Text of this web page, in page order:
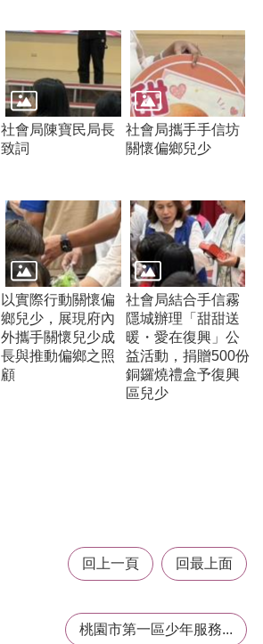
社會局陳寶民局長
致詞
社會局攜手手信坊
關懷偏鄉兒少
以實際行動關懷偏
鄉兒少，展現府內
外攜手關懷兒少成
長與推動偏鄉之照
顧
社會局結合手信霧
隱城辦理「甜甜送
暖・愛在復興」公
益活動，捐贈500份
銅鑼燒禮盒予復興
區兒少
回上一頁 回最上面
桃園市第一區少年服務...